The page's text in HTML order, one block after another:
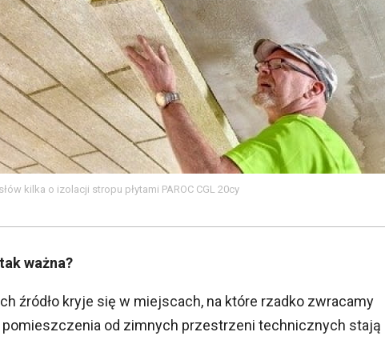
kilka o izolacji stropu płytami PAROC CGL 20cy
ważna?
źródło kryje się w miejscach, na które rzadko zwracamy
od zimnych przestrzeni technicznych stają